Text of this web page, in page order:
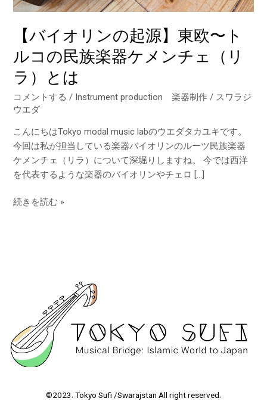
【バイオリンの起源】東欧〜ト
ルコの民族楽器ケメンチェ（リ
ラ）とは
コメントする / Instrument production 楽器制作 / スワラジ
ウエダ
こんにちはTokyo modal music labのウエダタカユキです。
今回は私が担当している楽器バイオリンのルーツ民族楽器
ケメンチェ（リラ）について深堀りしますね。 今では西洋
を代表するような楽器のバイオリンやチェロ […]
楽
メ
ン
チ
ェ
（リ
と
は
続きを読む »
©2023. Tokyo Sufi /Swarajstan All right reserved.